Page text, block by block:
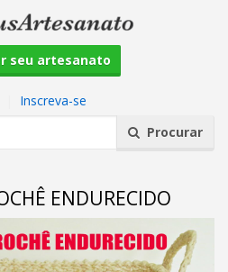
seu artesanato
Inscreva-se
Procurar
ENDURECIDO